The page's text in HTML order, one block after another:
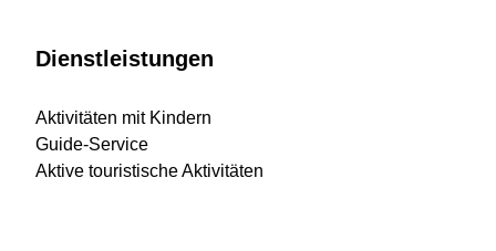
Dienstleistungen
Aktivitäten mit Kindern
Guide-Service
Aktive touristische Aktivitäten